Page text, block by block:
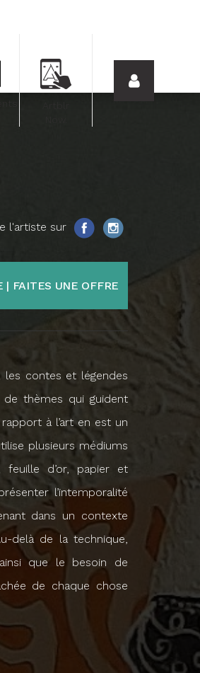
l'artiste sur
| FAITES UNE OFFRE
les contes et légendes
thèmes qui guident
à l’art en est un
plusieurs médiums
feuille d’or, papier et
l’intemporalité
dans un contexte
delà de la technique,
que le besoin de
de chaque chose